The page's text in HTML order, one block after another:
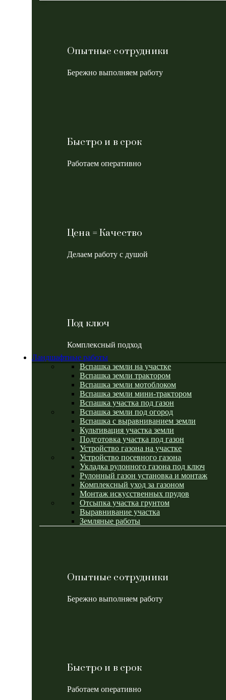
Опытные сотрудники
Бережно выполняем работу
Быстро и в срок
Работаем оперативно
Цена = Качество
Делаем работу с душой
Под ключ
Комплексный подход
Ландшафтные работы
Вспашка земли на участке
Вспашка земли трактором
Вспашка земли мотоблоком
Вспашка земли мини-трактором
Вспашка участка под газон
Вспашка земли под огород
Вспашка с выравниванием земли
Культивация участка земли
Подготовка участка под газон
Устройство газона на участке
Устройство посевного газона
Укладка рулонного газона под ключ
Рулонный газон установка и монтаж
Комплексный уход за газоном
Монтаж искусственных прудов
Отсыпка участка грунтом
Выравнивание участка
Земляные работы
Опытные сотрудники
Бережно выполняем работу
Быстро и в срок
Работаем оперативно